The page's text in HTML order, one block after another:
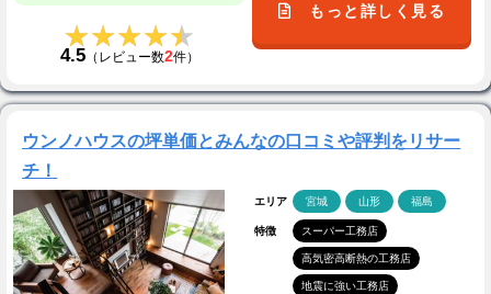
★★★★★
★★★★★
4.5（レビュー数2件）
もっと詳しく見る
ウンノハウスの坪単価とみんなの口コミや評判をリサー
チ！
エリア 宮城 山形 福島
特徴 スーパー工務店
高気密高断熱の工務店
地震に強い工務店